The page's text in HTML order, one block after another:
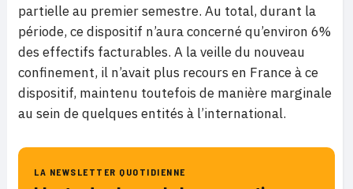
partielle au premier semestre. Au total, durant la
période, ce dispositif n’aura concerné qu’environ 6%
des effectifs facturables. A la veille du nouveau
confinement, il n’avait plus recours en France à ce
dispositif, maintenu toutefois de manière marginale
au sein de quelques entités à l’international.
LA NEWSLETTER QUOTIDIENNE